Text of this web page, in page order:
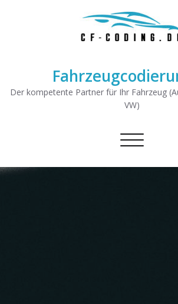
Der kompetente Partner für Ihr Fahrzeug
VW)
Schalte